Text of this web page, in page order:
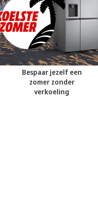
Bespaar jezelf een
zomer zonder
verkoeling